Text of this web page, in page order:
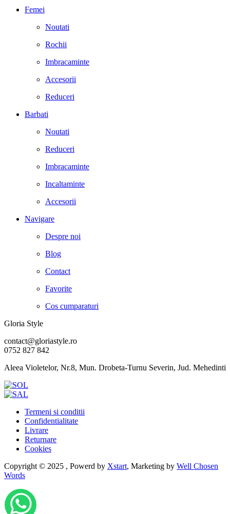
Femei
Noutati
Rochii
Imbracaminte
Accesorii
Reduceri
Barbati
Noutati
Reduceri
Imbracaminte
Incaltaminte
Accesorii
Navigare
Despre noi
Blog
Contact
Favorite
Cos cumparaturi
Gloria Style
contact@gloriastyle.ro
0752 827 842
Aleea Violetelor, Nr.8, Mun. Drobeta-Turnu Severin, Jud. Mehedinti
Termeni si conditii
Confidentialitate
Livrare
Returnare
Cookies
Copyright © 2025 , Powerd by Xstart, Marketing by Well Chosen
Words